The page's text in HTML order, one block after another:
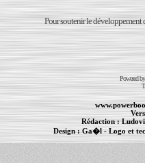
Pour soutenir le développement
Powered
Rédaction :
Design :Ga�l- Logo et
Informations : PowerBook - MacBook Pro